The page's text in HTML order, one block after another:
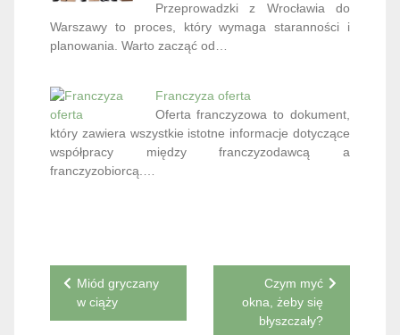
Przeprowadzki z Wrocławia do
Warszawy to proces, który wymaga staranności i
planowania. Warto zacząć od…
Franczyza oferta
Oferta franczyzowa to dokument,
który zawiera wszystkie istotne informacje dotyczące
współpracy między franczyzodawcą a
franczyzobiorcą.…
Nawigacja
wpisu
Miód gryczany
w ciąży
Czym myć
okna, żeby się
błyszczały?